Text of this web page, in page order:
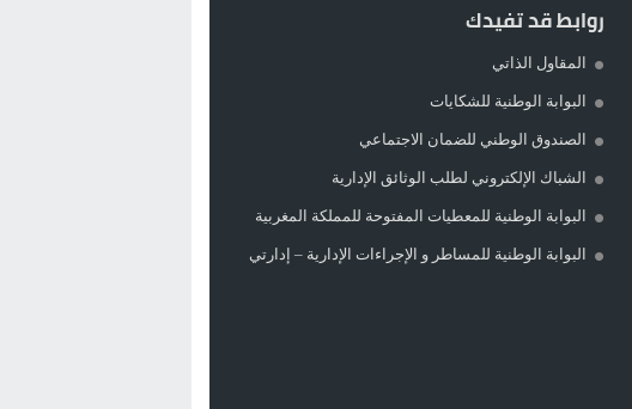
روابط قد تفيدك
المقاول الذاتي
البوابة الوطنية للشكايات
الصندوق الوطني للضمان الاجتماعي
الشباك الإلكتروني لطلب الوثائق الإدارية
البوابة الوطنية للمعطيات المفتوحة للمملكة المغربية
البوابة الوطنية للمساطر و الإجراءات الإدارية – إدارتي